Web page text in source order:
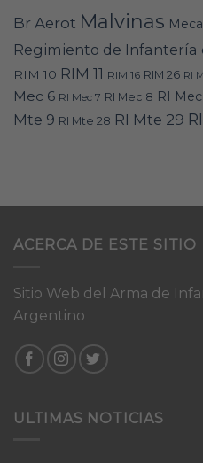
Br Aerot Malvinas
Regimiento de Infantería
RIM 10 RIM 11 RIM 16 RIM 26 RI
Mec 6 RI Mec 7 RI Mec 8 RI Mec
Mte 9 RI Mte 28 RI Mte 29
ACERCA DE ESTE SITIO
Sitio Web del Arma de
Argentino
ULTIMAS NOTICIAS